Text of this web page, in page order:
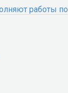
работы по